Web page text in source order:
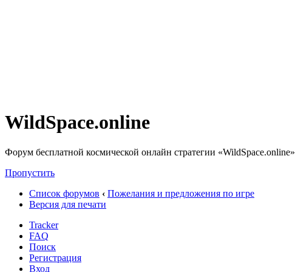
WildSpace.online
Форум бесплатной космической онлайн стратегии «WildSpace.online»
Пропустить
Список форумов ‹ Пожелания и предложения по игре
Версия для печати
Tracker
FAQ
Поиск
Регистрация
Вход